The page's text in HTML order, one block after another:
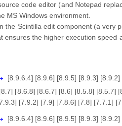
code editor (and Notepad
MS Windows environment.
the Scintilla edit component (a very
ensures the higher execution
[8.9.6.4] [8.9.6] [8.9.5] [8.9.3] [8.9.2]
8.7] [8.6.8] [8.6.7] [8.6] [8.5.8] [8.5.7] [
] [7.9.2] [7.9] [7.8.6] [7.8] [7.7.1] [
[8.9.6.4] [8.9.6] [8.9.5] [8.9.3] [8.9.2]